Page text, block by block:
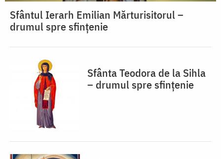
Sfântul Ierarh Emilian Mărturisitorul –
drumul spre sfințenie
Sfânta Teodora de la Sihla
– drumul spre sfințenie